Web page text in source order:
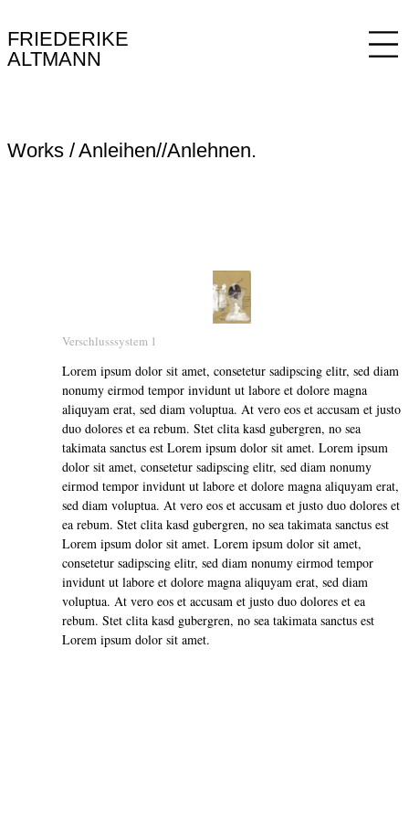
FRIEDERIKE
ALTMANN
Works Anleihen//Anlehnen.
Verschlusssystem 1
Lorem ipsum dolor sit amet, consetetur sadipscing elitr, sed diam
nonumy eirmod tempor invidunt ut labore et dolore magna
aliquyam erat, sed diam voluptua. At vero eos et accusam et justo
duo dolores et ea rebum. Stet clita kasd gubergren, no sea
takimata sanctus est Lorem ipsum dolor sit amet. Lorem ipsum
dolor sit amet, consetetur sadipscing elitr, sed diam nonumy
eirmod tempor invidunt ut labore et dolore magna aliquyam erat,
sed diam voluptua. At vero eos et accusam et justo duo dolores et
ea rebum. Stet clita kasd gubergren, no sea takimata sanctus est
Lorem ipsum dolor sit amet. Lorem ipsum dolor sit amet,
consetetur sadipscing elitr, sed diam nonumy eirmod tempor
invidunt ut labore et dolore magna aliquyam erat, sed diam
voluptua. At vero eos et accusam et justo duo dolores et ea
rebum. Stet clita kasd gubergren, no sea takimata sanctus est
Lorem ipsum dolor sit amet.